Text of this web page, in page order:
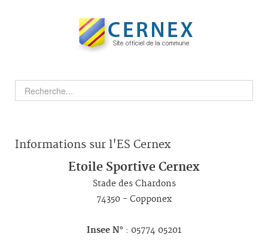
Informations sur l'ES Cernex
Etoile Sportive Cernex
Stade des Chardons
74350 - Copponex
Insee N° : 05774 05201